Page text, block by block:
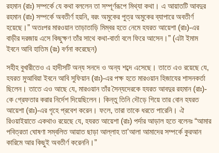
রহমান (রাঃ) সম্পর্কে যে কথা বললেন তা সম্পূর্ণরূপে মিথ্যা কথা। এ আয়াতটি আবদুর
রহমান (রাঃ) সম্পর্কে অবতীর্ণ হয়নি, বরং অমুকের পুত্র অমুকের ব্যাপারে অবতীর্ণ
হয়েছে।” অতঃপর মারওয়ান তাড়াতাড়ি মিম্বর হতে নেমে হযরত আয়েশা (রাঃ)-এর
বাড়ীর দরজায় এসে কিছুক্ষণ তাঁর সাথে কথা-বার্তা বলে ফিরে আসেন।” (এটা ইমাম
ইবনে আবি হাতিম (রঃ) বর্ণনা করেছেন)
সহীহ বুখারীতেও এ হাদীসটি অন্য সনদে ও অন্য শব্দে এসেছে। তাতে এও রয়েছে যে,
হযরত মুআবিয়া ইবনে আবি সুফিয়ান (রাঃ)-এর পক্ষ হতে মারওয়ান হিজাযের শাসনকর্তা
ছিলেন। তাতে এও আছে যে, মারওয়ান তাঁর সৈন্যদেরকে হযরত আবদুর রহমান (রাঃ)-
কে গ্রেফতার করার নির্দেশ দিয়েছিলেন। কিন্তু তিনি দৌড়ে গিয়ে তার বোন হযরত
আয়েশা (রাঃ)-এর গৃহে প্রবেশ করেন। ফলে, তারা তাকে ধরতে পারেনি। ঐ
রিওয়াইয়াতে একথাও রয়েছে যে, হযরত আয়েশা (রাঃ) পর্দার আড়াল হতে বলেনঃ “আমার
পবিত্রতা ঘোষণা সম্বলিত আয়াত ছাড়া আল্লাহ তা’আলা আমাদের সম্পর্কে কুরআন
কারিমে আর কিছুই অবতীর্ণ করেননি।”